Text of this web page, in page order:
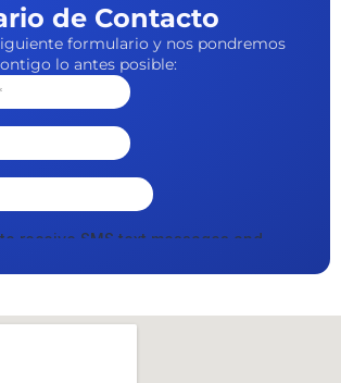
de Contacto
formulario y nos pondremos
lo antes posible: